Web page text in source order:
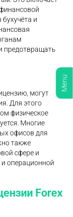
и
предотвращать
могут
Для этого
физическое
Многие
офисов для
также
сфере и
операционной
Forex
Menu